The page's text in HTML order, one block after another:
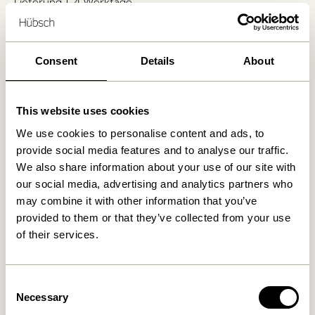
Consent Details About
This website uses cookies
We use cookies to personalise content and ads, to
provide social media features and to analyse our traffic.
We also share information about your use of our site with
our social media, advertising and analytics partners who
may combine it with other information that you’ve
provided to them or that they’ve collected from your use
of their services.
Selection
Necessary
30 Tage Rückgaberecht
Kostenlose Lieferung über499 DKK*
Ähnliche Produkte
Blend Kissen Dunkelblau